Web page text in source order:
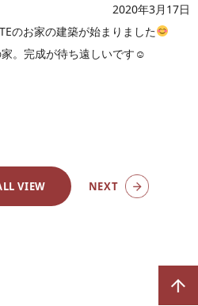
2020年3月17日
のお家の建築が始まりました
。完成が待ち遠しいです☺
VIEW NEXT